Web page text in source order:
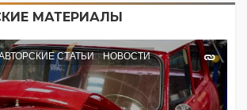
МАТЕРИАЛЫ
СТАТЬИ НОВОСТИ